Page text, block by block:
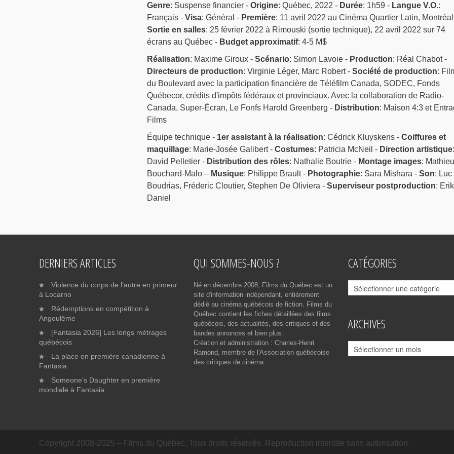
Genre: Suspense financier - Origine: Québec, 2022 - Durée: 1h59 - Langue V.O.:
Français - Visa: Général - Première: 11 avril 2022 au Cinéma Quartier Latin,
Sortie en salles: 25 février 2022 à Rimouski (sortie technique), 22 avril 2022 sur 74
écrans au Québec - Budget approximatif: 4-5 M$
Réalisation: Maxime Giroux - Scénario: Simon Lavoie - Production: Réal Chabot -
Directeurs de production: Virginie Léger, Marc Robert - Société de production:
du Boulevard avec la participation financière de Téléfilm Canada, SODEC, Fonds
Québecor, crédits d'impôts fédéraux et provinciaux. Avec la collaboration de Radio-
Canada, Super-Écran, Le Fonfs Harold Greenberg - Distribution: Maison 4:3 et
Films
Équipe technique - 1er assistant à la réalisation: Cédrick Kluyskens - Coiffures et
maquillage: Marie-Josée Galibert - Costumes: Patricia McNeil - Direction artistique:
David Pelletier - Distribution des rôles: Nathalie Boutrie - Montage images: Mathieu
Bouchard-Malo – Musique: Philippe Brault - Photographie: Sara Mishara - Son: Luc
Boudrias, Fréderic Cloutier, Stephen De Oliviera - Superviseur postproduction: Erik
Daniel
DERNIERS ARTICLES
Violence du corps de l’autre en primeur
à Locarno
Rédemptions en compétition à
Angoulême
[Fantasia 2026] Les longs métrages
québécois
La place en première canadienne à
Fantasia
Someone’s Daughter en première
mondiale à Fantasia
QUI SOMMES-NOUS ?
Né en décembre 2008, Films du Québec est un
site d'information indépendant, entièrement
dédié au cinéma québécois de fiction. Films du
Québec contient les fiches détaillées des films
québécois, des actualités, des critiques et des
bandes annonces et bien plus.
Création et administration : Charles-Henri
Ramond, membre de l'Association québécoise
des critiques de cinéma.
CATÉGORIES
Catégories
ARCHIVES
Archives
Copyright 2008-2025 – Films du Québec. Tous droits réservés. Reproduction interdite sans autorisation.